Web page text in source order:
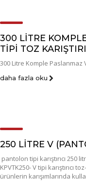
300 LITRE
TIPI TOZ
300 Litre Komple Paslanmaz
daha fazla oku
250 LITRE V
pantolon tipi karıştırıcı 250
KPVTK250- V tipi karıştırıcı
ürünlerin karışımlarında